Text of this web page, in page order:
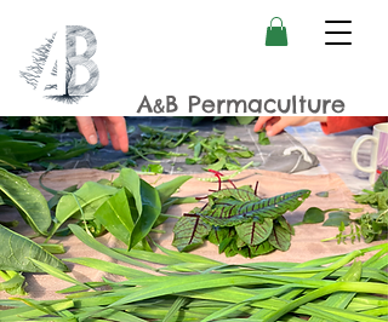
A&B Permaculture